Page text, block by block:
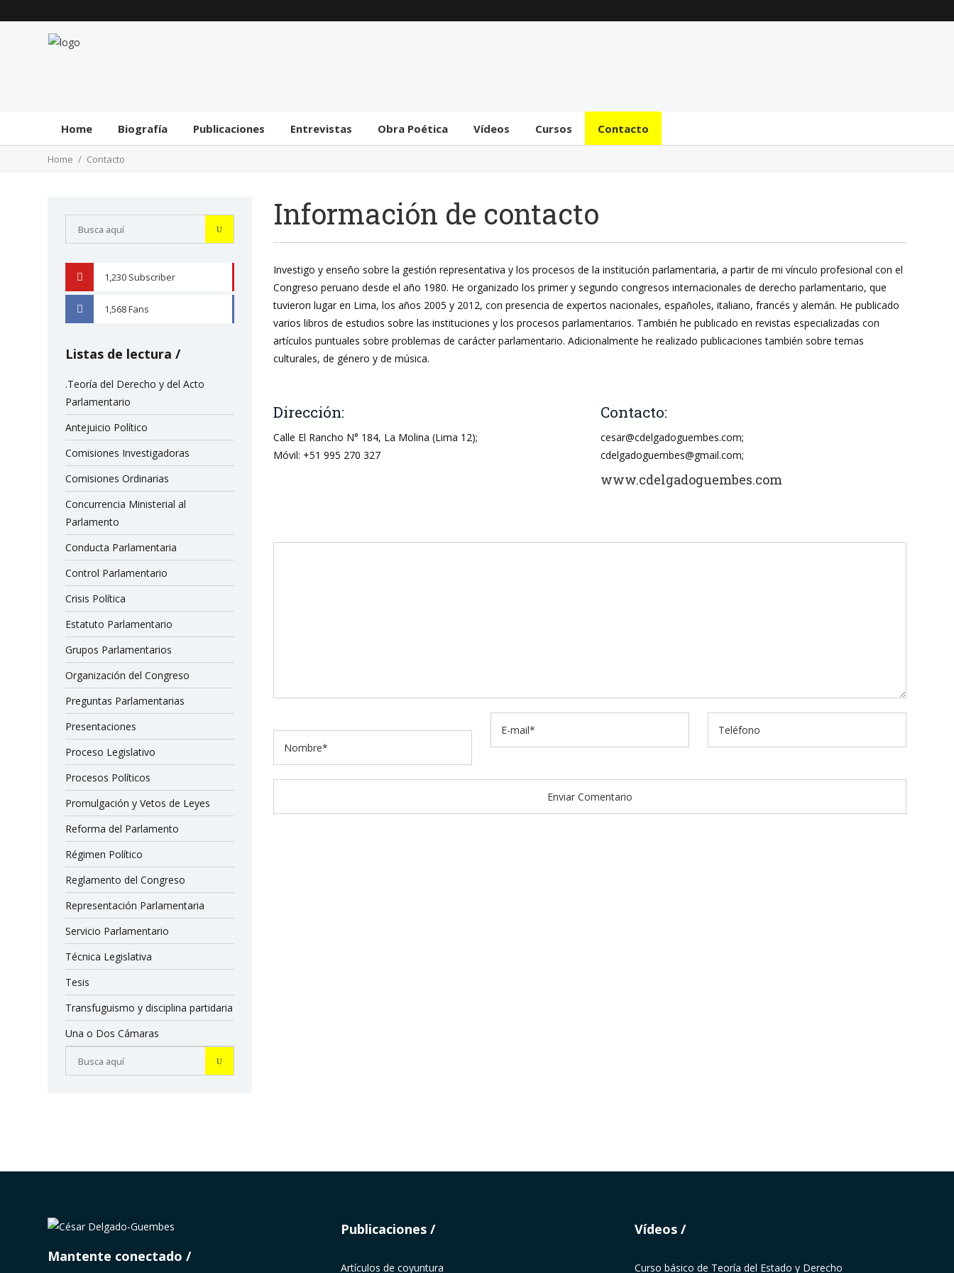
Home Biografía Publicaciones Entrevistas Obra Poética Vídeos Cursos Contacto
Home Contacto
YOUTUBE
1,230 Subscriber
FACEBOOK
1,568Fans
Listas de lectura
.Teoría del Derecho y del Acto
Parlamentario
Antejuicio Político
Comisiones Investigadoras
Comisiones Ordinarias
Concurrencia Ministerial al
Parlamento
Conducta Parlamentaria
Control Parlamentario
Crisis Política
Estatuto Parlamentario
Grupos Parlamentarios
Organización del Congreso
Preguntas Parlamentarias
Presentaciones
Proceso Legislativo
Procesos Políticos
Promulgación y Vetos de Leyes
Reforma del Parlamento
Régimen Político
Reglamento del Congreso
Representación Parlamentaria
Servicio Parlamentario
Técnica Legislativa
Tesis
Transfuguismo y disciplina partidaria
Una o Dos Cámaras
Información de contacto
Investigo y enseño sobre la gestión representativa y los procesos de la institución parlamentaria, a partir de mi vínculo profesional con el
Congreso peruano desde el año 1980. He organizado los primer y segundo congresos internacionales de derecho parlamentario, que
tuvieron lugar en Lima, los años 2005 y 2012, con presencia de expertos nacionales, españoles, italiano, francés y alemán. He publicado
varios libros de estudios sobre las instituciones y los procesos parlamentarios. También he publicado en revistas especializadas con
artículos puntuales sobre problemas de carácter parlamentario. Adicionalmente he realizado publicaciones también sobre temas
culturales, de género y de música.
Dirección:
Calle El Rancho N° 184, La Molina (Lima 12);
Móvil: +51 995 270 327
Contacto:
cesar@cdelgadoguembes.com;
cdelgadoguembes@gmail.com;
www.cdelgadoguembes.com
Mantente conectado
Publicaciones
Artículos de coyuntura
Vídeos
Curso básico de Teoría del Estado y Derecho